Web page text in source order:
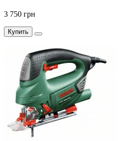
3 750 грн
Купить